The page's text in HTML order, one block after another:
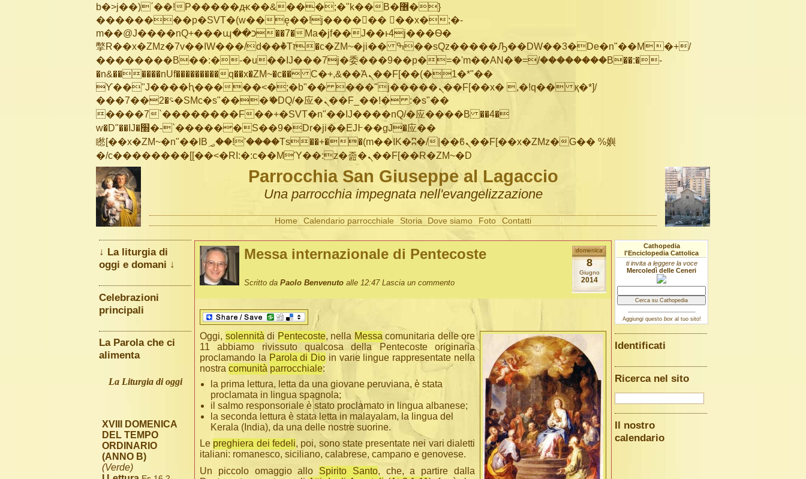
b�>j��)΄��!P�����ԫ��&���;�"k��B�޶�}
��������p�SVT�(w��ę��!j������ ��x�;�-
m��@J����nQ+���պ��כ��7�Ma�jf��J��ͱ4j���Ѳ�
撆R��x�ZMz�7v��IW���/d��ٞ�Тז�c�ZM~�ji�� ߒ��sQz�����Ԡ��DW��3�De�n"��M�+/
��������B��:�-�u��IJ���7j�委���9��p�=�'m��AN�ޭ�=/��������B��:�-
�n&������nUf���������q��x�ZM~�c�� Ϲ�+,&��Ὰܢ��F[��(�1�*"��
ϒ��"J����ԧ�����<�;�b"�� ���"j�����ܢ��F[��x� ,�!q�� қ�*]/
���؝�2��7�SMc�s"���ޭ�DQ/�应�ܢ��F_��!� :�s"��
����7`��������F��+�SVT�n"��IJ����nQ/�应����B ��4�
w�D"��IJ�׭�-`������S��9�Dr�ji��EJ߅��gJ�应��
矁[��x�ZM~�n"��IB؃��!'����Тѕ��+��(m��IK�ʭ�/|��ϐܢ��F[��x�ZMz�G�� %嬩
�/c��������[[��<�RI:�:c��MΎ��:z�졾�ܢ��F[��R�ZM~�D
Parrocchia San Giuseppe al Lagaccio
Una parrocchia impegnata nell'evangelizzazione
Home Calendario parrocchiale Storia Dove siamo Foto Contatti
domenica
8
Giugno
2014
Messa internazionale di Pentecoste
Scritto da Paolo Benvenuto alle 12:47 Lascia un commento
Oggi, solennità di Pentecoste, nella Messa comunitaria delle ore
11 abbiamo rivissuto qualcosa della Pentecoste originaria
proclamando la Parola di Dio in varie lingue rappresentate nella
nostra comunità parrocchiale:
la prima lettura, letta da una giovane peruviana, è stata
proclamata in lingua spagnola;
il salmo responsoriale è stato proclamato in lingua albanese;
la seconda lettura è stata letta in malayalam, la lingua del
Kerala (India), da una delle nostre suorine.
Le preghiera dei fedeli, poi, sono state presentate nei vari dialetti
italiani: romanesco, siciliano, calabrese, campano e genovese.
Un piccolo omaggio allo Spirito Santo, che, a partire dalla
↓ La liturgia di
oggi e domani ↓
Celebrazioni
principali
La Parola che ci
alimenta
La Liturgia di oggi
XVIII DOMENICA
DEL TEMPO
ORDINARIO
(ANNO B)
(Verde)
Cathopedia
l'Enciclopedia Cattolica
ti invita a leggere la voce
Mercoledì delle Ceneri
Aggiungi questo boxal tuo sito!
Identificati
Ricerca nel sito
Il nostro
calendario